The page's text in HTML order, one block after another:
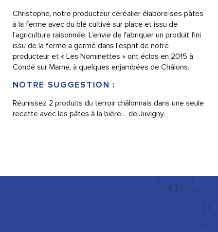
Christophe, notre producteur céréalier élabore ses pâtes
à la ferme avec du blé cultivé sur place et issu de
l’agriculture raisonnée. L’envie de fabriquer un produit fini
issu de la ferme a germé dans l’esprit de notre
producteur et « Les Nominettes » ont éclos en 2015 à
Condé sur Marne, à quelques enjambées de Châlons.
NOTRE SUGGESTION :
Réunissez 2 produits du terroir châlonnais dans une seule
recette avec les pâtes à la bière… de Juvigny.